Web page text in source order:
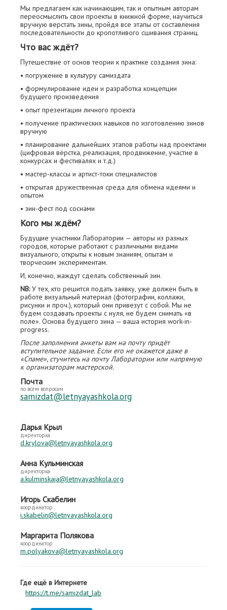
Мы предлагаем как начинающим, так и опытным авторам
переосмыслить свои проекты в книжной форме, научиться
вручную верстать зины, пройдя все этапы от составления
последовательности до кропотливого сшивания страниц.
Что вас ждёт?
Путешествие от основ теории к практике создания зина:
• погружение в культуру самиздата
• формулирование идеи и разработка концепции
будущего произведения
• опыт презентации личного проекта
• получение практических навыков по изготовлению зинов
вручную
• планирование дальнейших этапов работы над проектами
(цифровая вёрстка, реализация, продвижение, участие в
конкурсах и фестивалях и т.д.)
• мастер-классы и артист-токи специалистов
• открытая дружественная среда для обмена идеями и
опытом
• зин-фест под соснами
Кого мы ждём?
Будущие участники Лаборатории — авторы из разных
городов, которые работают с различными видами
визуального, открыты к новым знаниям, опытам и
творческим экспериментам.
И, конечно, жаждут сделать собственный зин.
NB:У тех, кто решится подать заявку, уже должен быть в
работе визуальный материал (фотографии, коллажи,
рисунки и проч.), который они привезут с собой. Мы не
будем создавать проекты с нуля, не будем снимать «в
поле». Основа будущего зина — ваша история work-in-
progress.
После заполнения анкеты вам на почту придёт
вступительное задание. Если его не окажется даже в
«Спаме», стучитесь на почту Лаборатории или напрямую
к организаторам мастерской.
Почта
по всем вопросам
samizdat@letnyayashkola.org
Дарья Крыл
директорка
d.krylova@letnyayashkola.org
Анна Кульминская
директорка
a.kulminskaja@letnyayashkola.org
Игорь Скабелин
координатор
i.skabelin@letnyayashkola.org
Маргарита Полякова
координатор
m.polyakova@letnyayashkola.org
Где ещё в Интернете
https://t.me/samizdat_lab